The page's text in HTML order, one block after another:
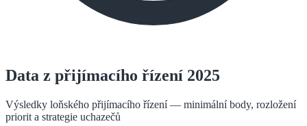
Data z přijímacího řízení 2025
Výsledky loňského přijímacího řízení — minimální body, rozložení
priorit a strategie uchazečů